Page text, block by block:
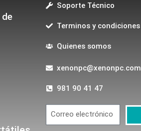
Soporte Técnico
Terminos y condiciones
Quienes somos
xenonpc@xenonpc.com
981 90 41 47